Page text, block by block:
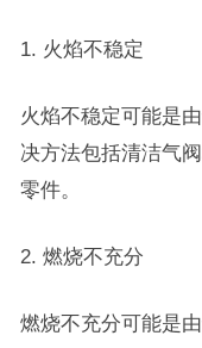
1. 火焰不稳定
火焰不稳定可能是
决方法包括清洁气
零件。
2. 燃烧不充分
燃烧不充分可能是